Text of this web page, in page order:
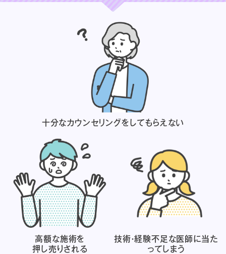
十分なカウンセリングをしてもらえない
高額な施術を
押し売りされる
技術・経験不足な医師に当た
ってしまう